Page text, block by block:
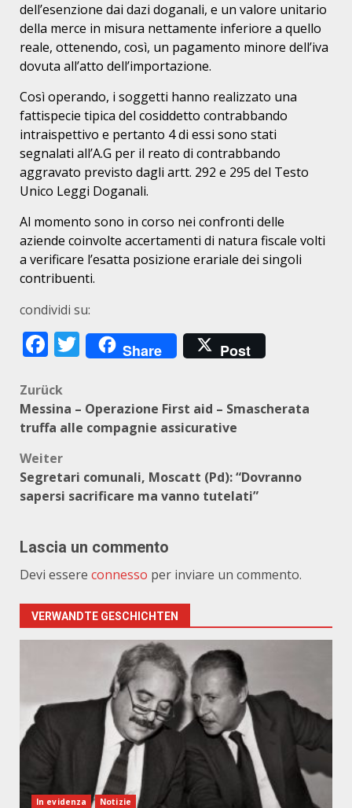
dell’esenzione dai dazi doganali, e un valore unitario
della merce in misura nettamente inferiore a quello
reale, ottenendo, così, un pagamento minore dell’iva
dovuta all’atto dell’importazione.
Così operando, i soggetti hanno realizzato una
fattispecie tipica del cosiddetto contrabbando
intraispettivo e pertanto 4 di essi sono stati
segnalati all’A.G per il reato di contrabbando
aggravato previsto dagli artt. 292 e 295 del Testo
Unico Leggi Doganali.
Al momento sono in corso nei confronti delle
aziende coinvolte accertamenti di natura fiscale volti
a verificare l’esatta posizione erariale dei singoli
contribuenti.
condividi su:
Facebook
Twitter
Share Post
Beitragsnavigation
Zurück
Messina – Operazione First aid – Smascherata
truffa alle compagnie assicurative
Weiter
Segretari comunali, Moscatt (Pd): “Dovranno
sapersi sacrificare ma vanno tutelati”
Lascia un commento
Devi essere connesso per inviare un commento.
VERWANDTE GESCHICHTEN
In evidenza Notizie